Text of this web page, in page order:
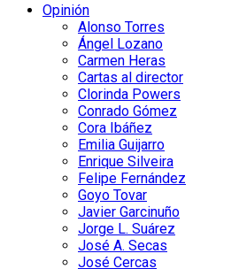
Opinión
Alonso Torres
Ángel Lozano
Carmen Heras
Cartas al director
Clorinda Powers
Conrado Gómez
Cora Ibáñez
Emilia Guijarro
Enrique Silveira
Felipe Fernández
Goyo Tovar
Javier Garcinuño
Jorge L. Suárez
José A. Secas
José Cercas